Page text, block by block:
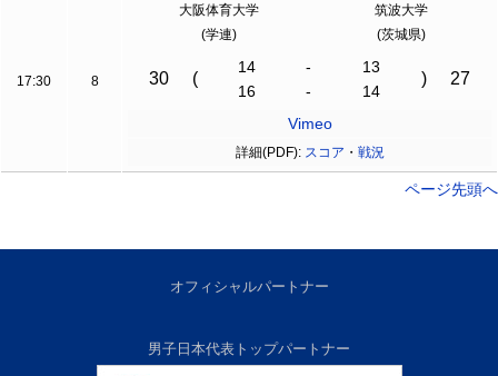
17:30 8
大阪体育大学
(学連)
筑波大学
(茨城県)
30 (
14 -
13
16
- 14
) 27
Vimeo
詳細(PDF): スコア ・ 戦況
ページ先頭へ
オフィシャルパートナー
男子日本代表トップパートナー